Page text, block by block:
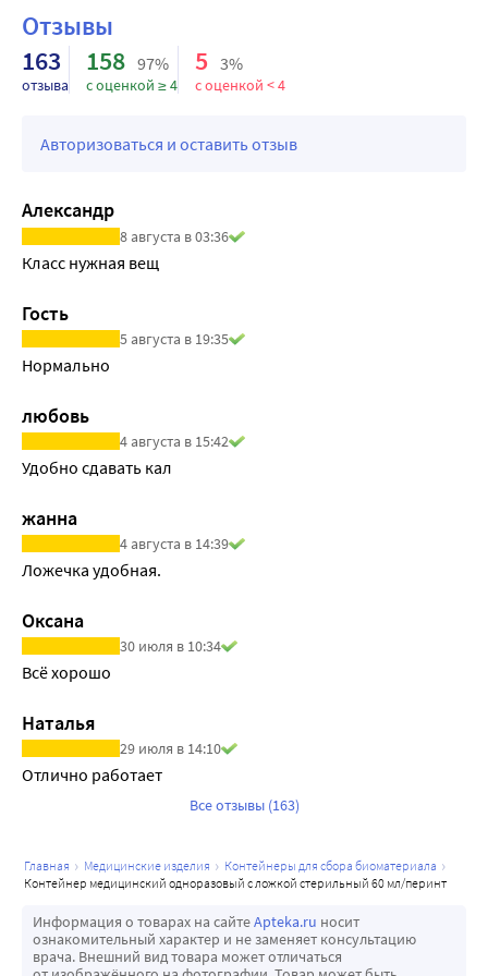
Отзывы
163
отзыва
158 97%
с оценкой ≥ 4
5 3%
с оценкой < 4
Авторизоваться и оставить отзыв
Александр
8 августа в 03:36
Класс нужная вещ
Гость
5 августа в 19:35
Нормально
любовь
4 августа в 15:42
Удобно сдавать кал
жанна
4 августа в 14:39
Ложечка удобная.
Оксана
30 июля в 10:34
Всё хорошо
Наталья
29 июля в 14:10
Отлично работает
Все отзывы (163)
главная медицинские изделия
контейнеры для сбора биоматериала
контейнер медицинский одноразовый с ложкой стерильный 60 мл/перинт
Информация о товарах на сайтеApteka.ru носит
ознакомительный характер и не заменяет консультацию
врача. Внешний вид товара может отличаться